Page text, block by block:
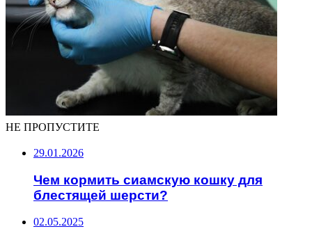
НЕ ПРОПУСТИТЕ
29.01.2026
Чем кормить сиамскую кошку для
блестящей шерсти?
02.05.2025